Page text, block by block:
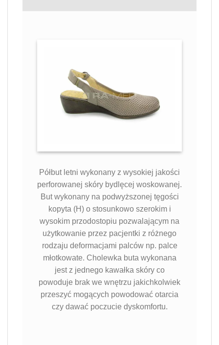
Półbut letni wykonany z wysokiej jakości
perforowanej skóry bydlęcej woskowanej.
But wykonany na podwyższonej tęgości
kopyta (H) o stosunkowo szerokim i
wysokim przodostopiu pozwalającym na
użytkowanie przez pacjentki z różnego
rodzaju deformacjami palców np. palce
młotkowate. Cholewka buta wykonana
jest z jednego kawałka skóry co
powoduje brak we wnętrzu jakichkolwiek
przeszyć mogących powodować otarcia
czy dawać poczucie dyskomfortu.